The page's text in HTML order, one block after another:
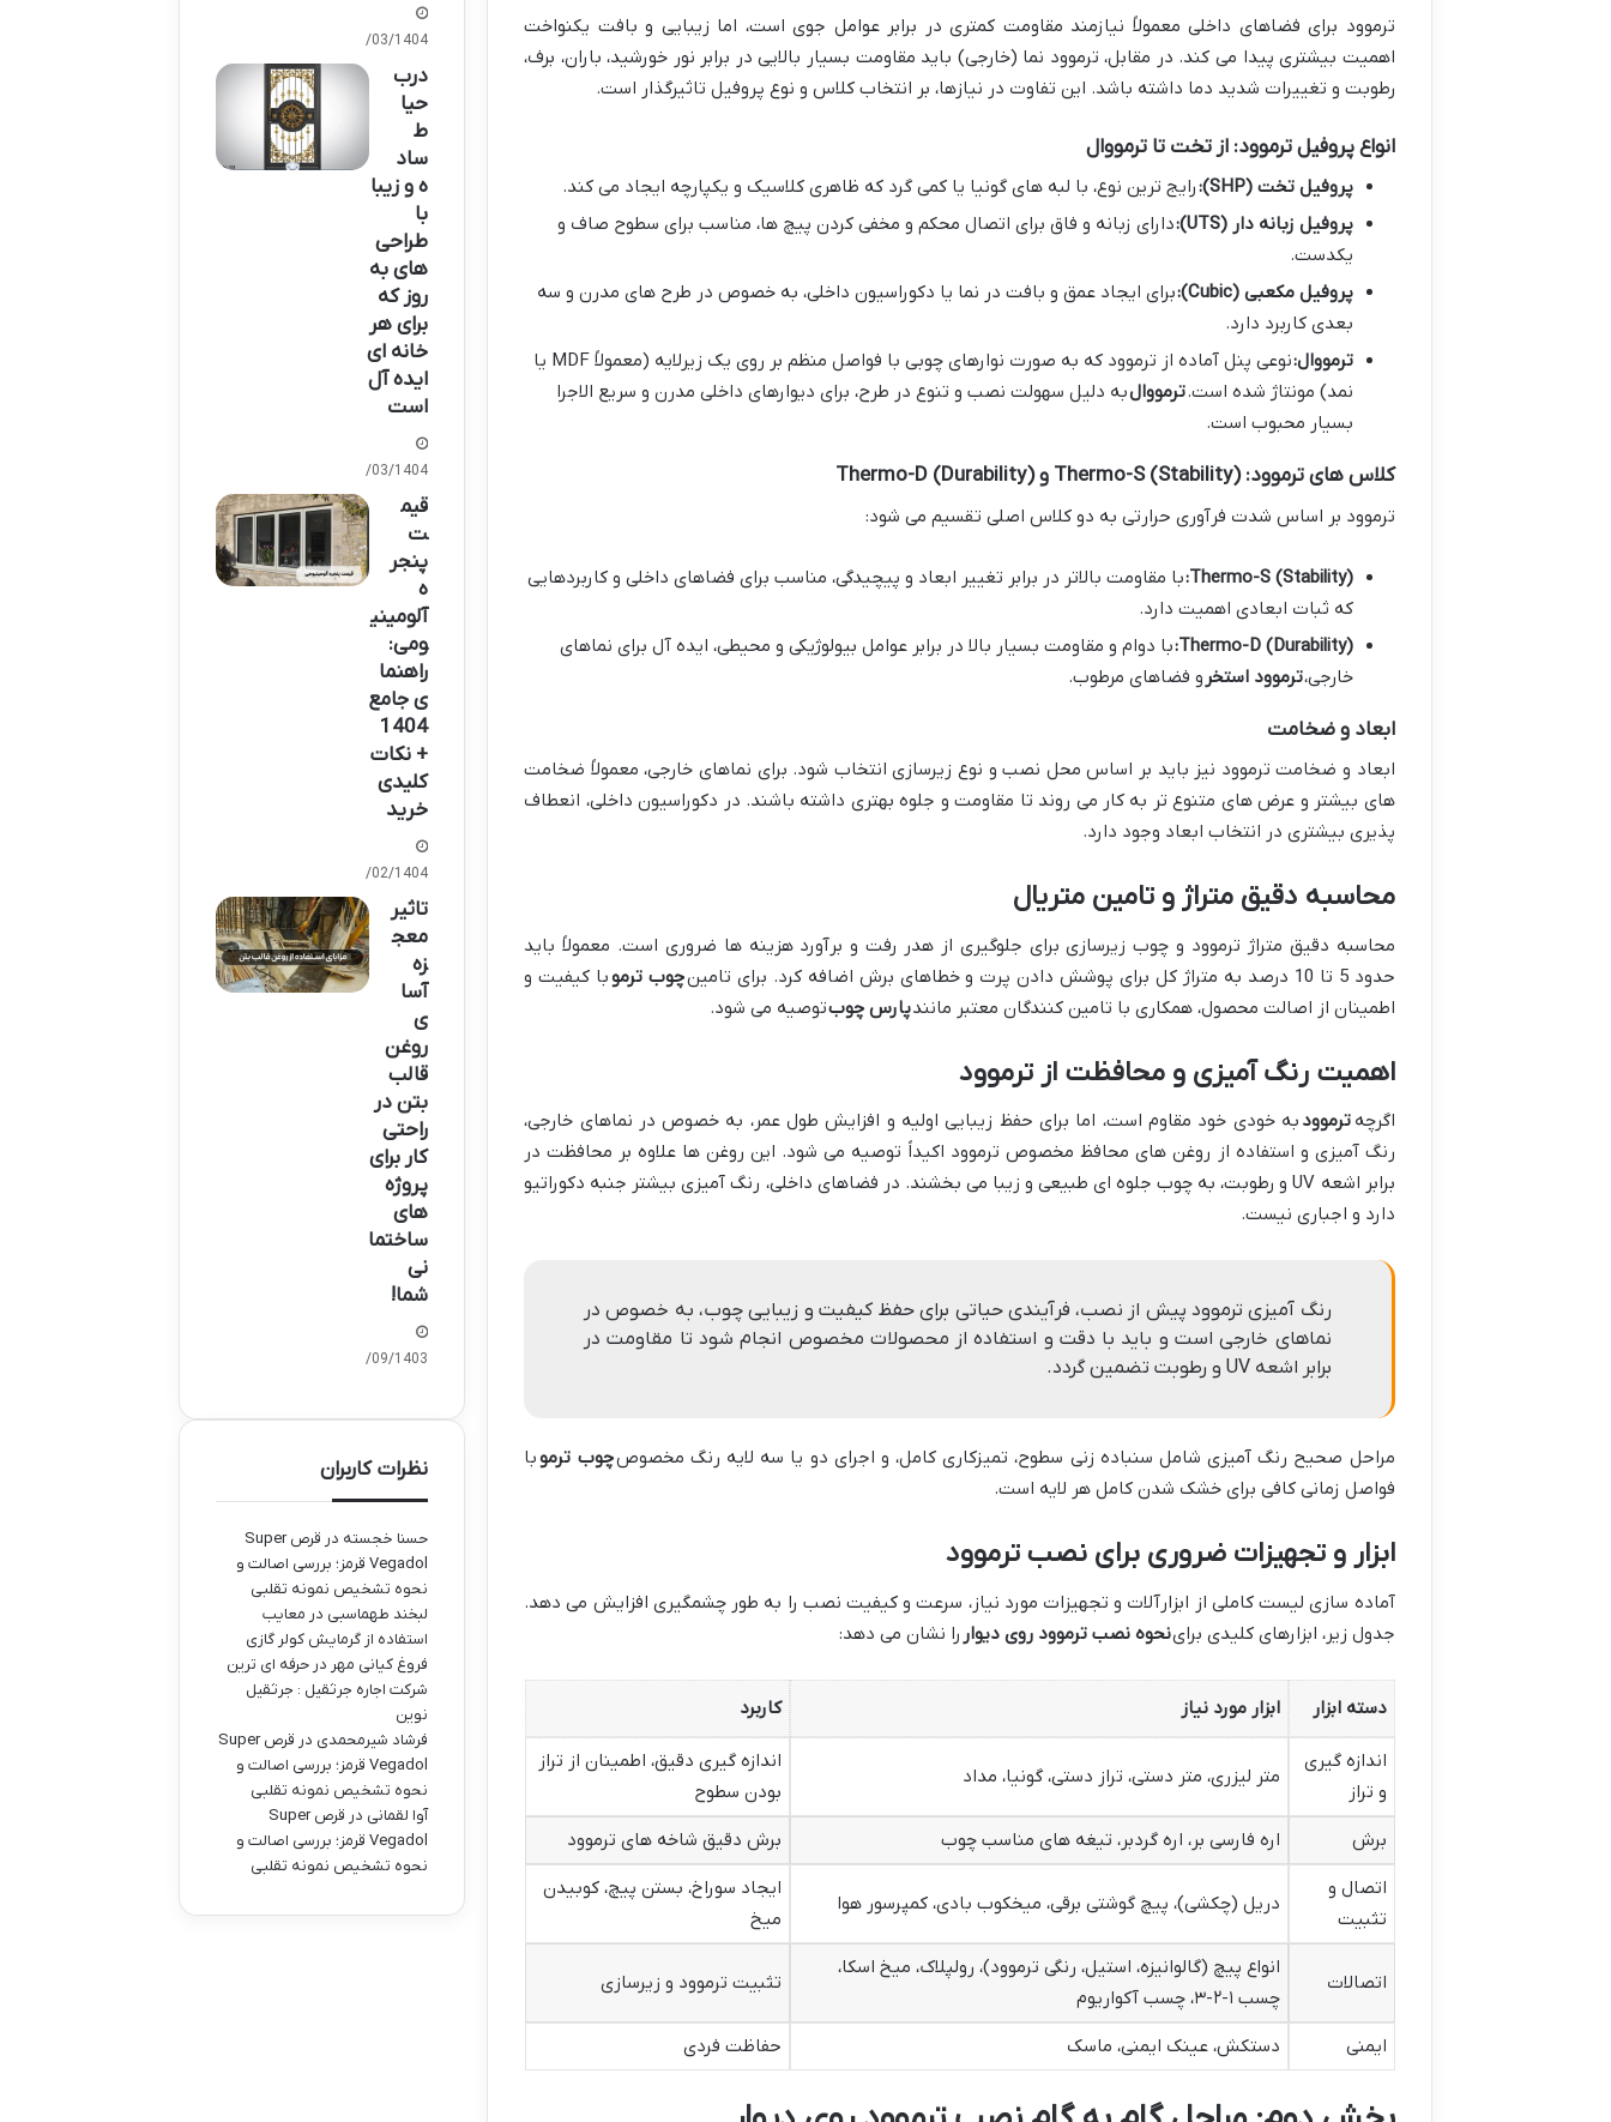
ترموود برای فضاهای داخلی معمولاً نیازمند مقاومت کمتری در برابر عوامل جوی است، اما زیبایی و بافت یکنواخت
اهمیت بیشتری پیدا می کند. در مقابل، ترموود نما (خارجی) باید مقاومت بسیار بالایی در برابر نور خورشید، باران، برف،
رطوبت و تغییرات شدید دما داشته باشد. این تفاوت در نیازها، بر انتخاب کلاس و نوع پروفیل تاثیرگذار است.
انواع پروفیل ترموود: از تخت تا ترمووال
پروفیل تخت (SHP):
رایج ترین نوع، با لبه های گونیا یا کمی گرد که ظاهری کلاسیک و یکپارچه ایجاد می کند.
پروفیل زبانه دار (UTS):
دارای زبانه و فاق برای اتصال محکم و مخفی کردن پیچ ها، مناسب برای سطوح صاف و
یکدست.
پروفیل مکعبی (Cubic):
برای ایجاد عمق و بافت در نما یا دکوراسیون داخلی، به خصوص در طرح های مدرن و سه
بعدی کاربرد دارد.
ترمووال:
نوعی پنل آماده از ترموود که به صورت نوارهای چوبی با فواصل منظم بر روی یک زیرلایه (معمولاً MDF یا
نمد) مونتاژ شده است.ترمووالبه دلیل سهولت نصب و تنوع در طرح، برای دیوارهای داخلی مدرن و سریع الاجرا
بسیار محبوب است.
کلاس های ترموود: Thermo-S (Stability) و Thermo-D (Durability)
ترموود بر اساس شدت فرآوری حرارتی به دو کلاس اصلی تقسیم می شود:
Thermo-S (Stability): با مقاومت بالاتر در برابر تغییر ابعاد و پیچیدگی، مناسب برای فضاهای داخلی و کاربردهایی
که ثبات ابعادی اهمیت دارد.
Thermo-D (Durability): با دوام و مقاومت بسیار بالا در برابر عوامل بیولوژیکی و محیطی، ایده آل برای نماهای
خارجی،ترموود استخر و فضاهای مرطوب.
ابعاد و ضخامت
ابعاد و ضخامت ترموود نیز باید بر اساس محل نصب و نوع زیرسازی انتخاب شود. برای نماهای خارجی، معمولاً ضخامت
های بیشتر و عرض های متنوع تر به کار می روند تا مقاومت و جلوه بهتری داشته باشند. در دکوراسیون داخلی، انعطاف
پذیری بیشتری در انتخاب ابعاد وجود دارد.
محاسبه دقیق متراژ و تامین متریال
محاسبه دقیق متراژ ترموود و چوب زیرسازی برای جلوگیری از هدر رفت و برآورد هزینه ها ضروری است. معمولاً باید
حدود 5 تا 10 درصد به متراژ کل برای پوشش دادن پرت و خطاهای برش اضافه کرد. برای تامین
چوب ترموبا کیفیت و
اطمینان از اصالت محصول، همکاری با تامین کنندگان معتبر مانندپارس چوبتوصیه می شود.
اهمیت رنگ آمیزی و محافظت از ترموود
اگرچه ترموود به خودی خود مقاوم است، اما برای حفظ زیبایی اولیه و افزایش طول عمر، به خصوص در نماهای خارجی،
رنگ آمیزی و استفاده از روغن های محافظ مخصوص ترموود اکیداً توصیه می شود. این روغن ها علاوه بر محافظت در
برابر اشعه UV و رطوبت، به چوب جلوه ای طبیعی و زیبا می بخشند. در فضاهای داخلی، رنگ آمیزی بیشتر جنبه دکوراتیو
دارد و اجباری نیست.
رنگ آمیزی ترموود پیش از نصب، فرآیندی حیاتی برای حفظ کیفیت و زیبایی چوب، به خصوص در
نماهای خارجی است و باید با دقت و استفاده از محصولات مخصوص انجام شود تا مقاومت در
برابر اشعه UV و رطوبت تضمین گردد.
مراحل صحیح رنگ آمیزی شامل سنباده زنی سطوح، تمیزکاری کامل، و اجرای دو یا سه لایه رنگ مخصوصچوب ترموبا
فواصل زمانی کافی برای خشک شدن کامل هر لایه است.
ابزار و تجهیزات ضروری برای نصب ترموود
آماده سازی لیست کاملی از ابزارآلات و تجهیزات مورد نیاز، سرعت و کیفیت نصب را به طور چشمگیری افزایش می دهد.
جدول زیر، ابزارهای کلیدی براینحوه نصب ترموود روی دیوار را نشان می دهد:
دسته ابزار ابزار مورد نیاز کاربرد
اندازه گیری
و تراز
متر لیزری، متر دستی، تراز دستی، گونیا، مداد
اندازه گیری دقیق، اطمینان از تراز
بودن سطوح
برش
اره فارسی بر، اره گردبر، تیغه های مناسب چوب
برش دقیق شاخه های ترموود
اتصال و
تثبیت
دریل (چکشی)، پیچ گوشتی برقی، میخکوب بادی، کمپرسور هوا
ایجاد سوراخ، بستن پیچ، کوبیدن
میخ
اتصالات
انواع پیچ (گالوانیزه، استیل، رنگی ترموود)، رولپلاک، میخ اسکا،
چسب ۱-۲-۳، چسب آکواریوم
تثبیت ترموود و زیرسازی
ایمنی دستکش، عینک ایمنی، ماسک حفاظت فردی
03/03/1404
درب
حیا
ط
ساد
ه و زیبا
با
طراحی
های به
روز که
برای هر
خانه ای
ایده آل
است
03/03/1404
قیم
ت
پنجر
ه
آلومینی
ومی:
راهنما
ی جامع
1404
+ نکات
کلیدی
خرید
22/02/1404
تاثیر
معج
زه
آسا
ی
روغن
قالب
بتن در
راحتی
کار برای
پروژه
های
ساختما
نی
شما!
21/09/1403
نظرات کاربران
حسنا خجسته در
قرص Super
Vegadol قرمز؛ بررسی اصالت و
نحوه تشخیص نمونه تقلبی
لبخند طهماسبی در معایب
استفاده از گرمایش کولر گازی
فروغ کیانی مهر در حرفه ای ترین
شرکت اجاره جرثقیل : جرثقیل
نوین
فرشاد شیرمحمدی در
قرص Super
Vegadol قرمز؛ بررسی اصالت و
نحوه تشخیص نمونه تقلبی
آوا لقمانی در
قرص Super
Vegadol قرمز؛ بررسی اصالت و
نحوه تشخیص نمونه تقلبی